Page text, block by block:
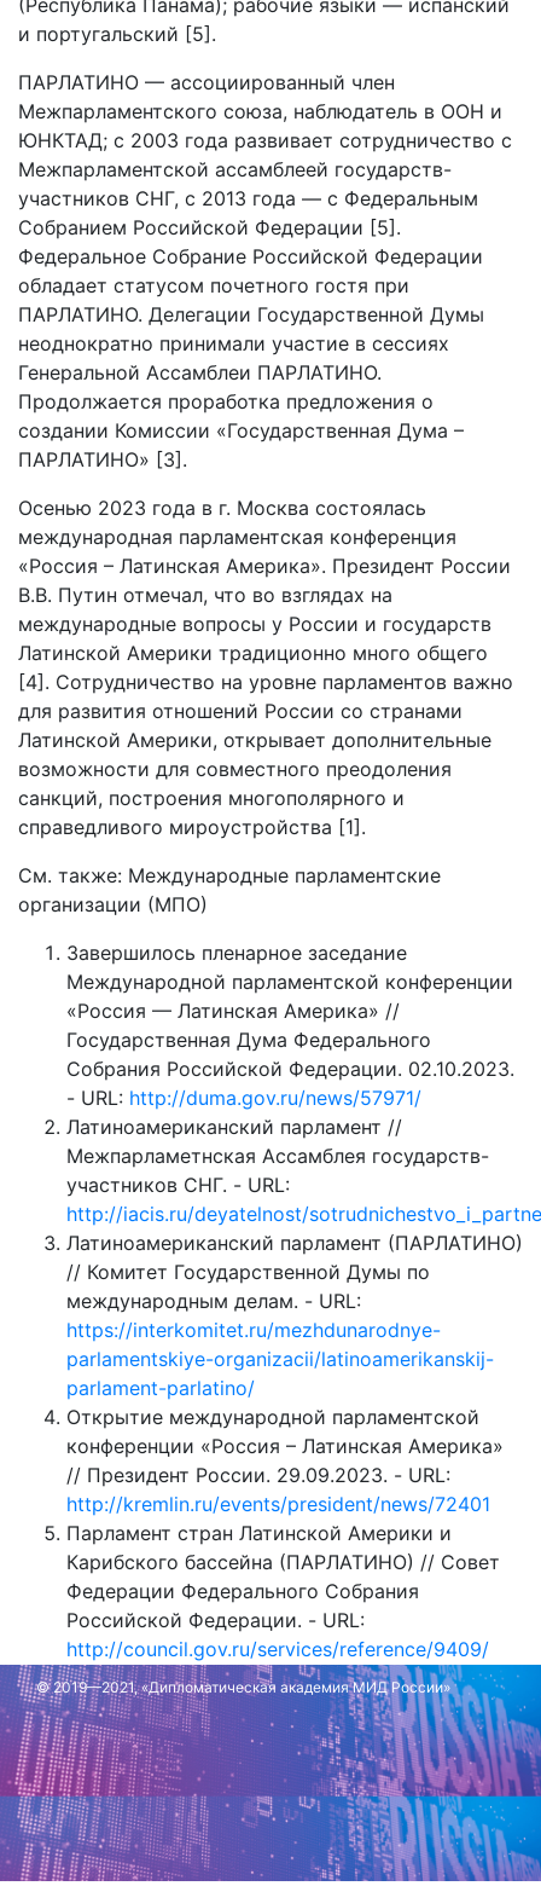
(Республика Панама); рабочие языки — испанский
и португальский [5].
ПАРЛАТИНО — ассоциированный член
Межпарламентского союза, наблюдатель в ООН и
ЮНКТАД; с 2003 года развивает сотрудничество с
Межпарламентской ассамблеей государств-
участников СНГ, с 2013 года — с Федеральным
Собранием Российской Федерации [5].
Федеральное Собрание Российской Федерации
обладает статусом почетного гостя при
ПАРЛАТИНО. Делегации Государственной Думы
неоднократно принимали участие в сессиях
Генеральной Ассамблеи ПАРЛАТИНО.
Продолжается проработка предложения о
создании Комиссии «Государственная Дума –
ПАРЛАТИНО» [3].
Осенью 2023 года в г. Москва состоялась
международная парламентская конференция
«Россия – Латинская Америка». Президент России
В.В. Путин отмечал, что во взглядах на
международные вопросы у России и государств
Латинской Америки традиционно много общего
[4]. Сотрудничество на уровне парламентов важно
для развития отношений России со странами
Латинской Америки, открывает дополнительные
возможности для совместного преодоления
санкций, построения многополярного и
справедливого мироустройства [1].
См. также: Международные парламентские
организации (МПО)
Завершилось пленарное заседание
Международной парламентской конференции
«Россия — Латинская Америка» //
Государственная Дума Федерального
Собрания Российской Федерации. 02.10.2023.
- URL: http://duma.gov.ru/news/57971/
Латиноамериканский парламент //
Межпарламетнская Ассамблея государств-
участников СНГ. - URL:
http://iacis.ru/deyatelnost/
Латиноамериканский парламент (ПАРЛАТИНО)
// Комитет Государственной Думы по
международным делам. - URL:
https://interkomitet.ru/mezhdunarodnye-
parlamentskiye-organizacii/latinoamerikanskij-
parlament-parlatino/
Открытие международной парламентской
конференции «Россия – Латинская Америка»
// Президент России. 29.09.2023. - URL:
http://kremlin.ru/events/president/news/72401
Парламент стран Латинской Америки и
Карибского бассейна (ПАРЛАТИНО) // Совет
Федерации Федерального Собрания
Российской Федерации. - URL:
http://council.gov.ru/services/reference/9409/
Обновлено: 29 ноября 2023 г.
© 2019—2021, «Дипломатическая академия МИД России»